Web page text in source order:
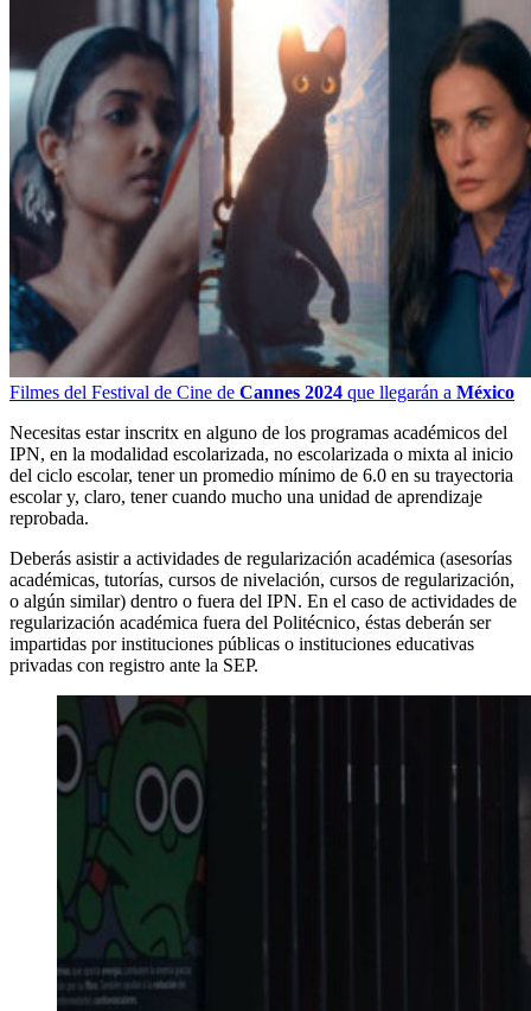
Filmes del Festival de Cine de Cannes 2024 que llegarán a México
Necesitas estar inscritx en alguno de los programas académicos del
IPN, en la modalidad escolarizada, no escolarizada o mixta al inicio
del ciclo escolar, tener un promedio mínimo de 6.0 en su trayectoria
escolar y, claro, tener cuando mucho una unidad de aprendizaje
reprobada.
Deberás asistir a actividades de regularización académica (asesorías
académicas, tutorías, cursos de nivelación, cursos de regularización,
o algún similar) dentro o fuera del IPN. En el caso de actividades de
regularización académica fuera del Politécnico, éstas deberán ser
impartidas por instituciones públicas o instituciones educativas
privadas con registro ante la SEP.